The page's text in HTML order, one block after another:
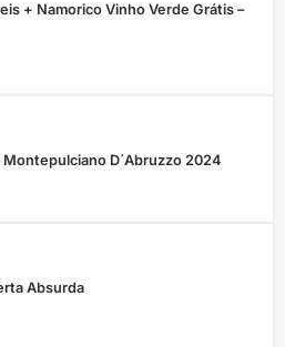
+ Namorico Vinho Verde Grátis –
Montepulciano D´Abruzzo 2024
Absurda